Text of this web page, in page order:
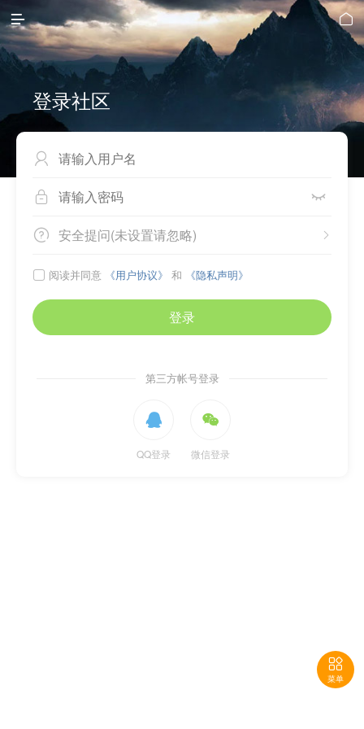
 
登录社区

 
 
安全提问(未设置请忽略)
 阅读并同意 《用户协议》 和 《隐私声明》
登录
第三方帐号登录

QQ登录

微信登录

菜单